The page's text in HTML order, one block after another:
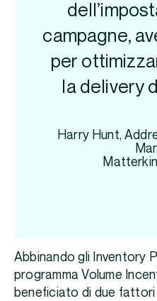
campagne,
per
la delivery
Harry Hunt,
Abbinando gli Inventory
programma Volume
beneficiato di due fattori